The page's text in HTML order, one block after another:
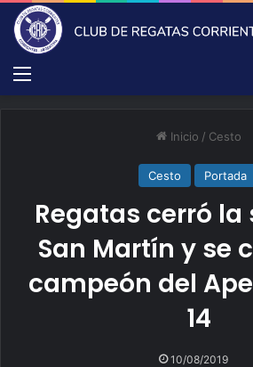
Menú
Inicio / Cesto
Cesto Portada
Regatas cerró la
San Martín y se
campeón del
14
10/08/2019